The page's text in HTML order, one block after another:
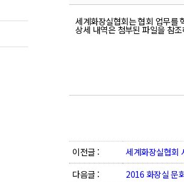
세계화장실협회는 협회 업무를
상세 내역은 첨부된 파일을 참
이전글 :
세계화장실협회
다음글 :
2016 화장실 문